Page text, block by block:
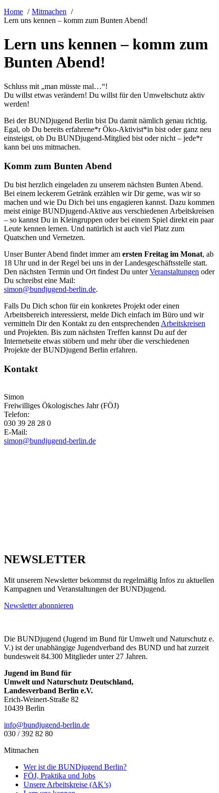
Home
Mitmachen
Lern uns kennen – komm zum Bunten Abend!
Lern uns kennen – komm zum
Bunten Abend!
Schluss mit „man müsste mal…“!
Du willst etwas verändern! Du willst für den Umweltschutz aktiv
werden!
Bei der BUNDjugend Berlin bist Du damit nämlich genau richtig.
Egal, ob Du bereits erfahrene*r Öko-Aktivist*in bist oder ganz neu
einsteigst, ob Du BUNDjugend-Mitglied bist oder nicht – jede*r
kann bei uns mitmachen.
Komm zum Bunten Abend
Du bist herzlich eingeladen zu unserem nächsten Bunten Abend.
Bei einem leckerem Getränk erzählen wir Dir gerne, was wir so
machen und wie Du Dich bei uns engagieren kannst. Dazu kommen
meist einige BUNDjugend-Aktive aus verschiedenen Arbeitskreisen
– so kannst Du in Kleingruppen oder bei einem Spiel direkt ein paar
Leute kennen lernen. Und natürlich ist auch viel Platz zum
Quatschen und Vernetzen.
Unser Bunter Abend findet immer am ersten Freitag im Monat, ab
18 Uhr und in der Regel bei uns in der Landesgeschäftsstelle statt.
Den nächsten Termin und Ort findest Du unterVeranstaltungen oder
Du schreibst eine Mail:
ed.nilreb-dnegujdnub@nomis.
Falls Du Dich schon für ein konkretes Projekt oder einen
Arbeitsbereich interessierst, melde Dich einfach im Büro und wir
vermitteln Dir den Kontakt zu den entsprechenden Arbeitskreisen
und Projekten. Bis zum nächsten Treffen kannst Du auf der
Internetseite etwas stöbern und mehr über die verschiedenen
Projekte der BUNDjugend Berlin erfahren.
Kontakt
Simon
Freiwilliges Ökologisches Jahr (FÖJ)
Telefon:
030 39 28 28 0
E-Mail:
simon@bundjugend-berlin.de
NEWSLETTER
Mit unserem Newsletter bekommst du regelmäßig Infos zu aktuellen
Kampagnen und Veranstaltungen der BUNDjugend.
Newsletter abonnieren
Die BUNDjugend (Jugend im Bund für Umwelt und Naturschutz e.
V.) ist der unabhängige Jugendverband des BUND und hat zurzeit
bundesweit 84.300 Mitglieder unter 27 Jahren.
Jugend im Bund für
Umwelt und Naturschutz Deutschland,
Landesverband Berlin e.V.
Erich-Weinert-Straße 82
10439 Berlin
ed.nilreb-dnegujdnub@ofni
030 / 392 82 80
Mitmachen
Wer ist die BUNDjugend Berlin?
FÖJ, Praktika und Jobs
Unsere Arbeitskreise (AK’s)